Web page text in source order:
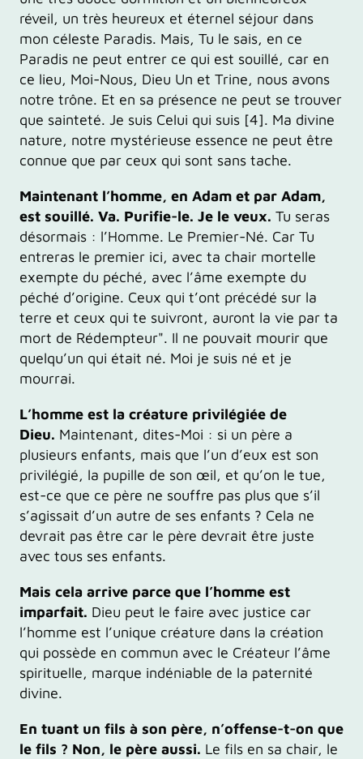
réveil, un très heureux et éternel séjour dans
mon céleste Paradis. Mais, Tu le sais, en ce
Paradis ne peut entrer ce qui est souillé, car en
ce lieu, Moi-Nous, Dieu Un et Trine, nous avons
notre trône. Et en sa présence ne peut se trouver
que sainteté. Je suis Celui qui suis [4]. Ma divine
nature, notre mystérieuse essence ne peut être
connue que par ceux qui sont sans tache.
Maintenant l’homme, en Adam et par Adam,
est souillé. Va. Purifie-le. Je le veux. Tu seras
désormais : l’Homme. Le Premier-Né. Car Tu
entreras le premier ici, avec ta chair mortelle
exempte du péché, avec l’âme exempte du
péché d’origine. Ceux qui t’ont précédé sur la
terre et ceux qui te suivront, auront la vie par ta
mort de Rédempteur". Il ne pouvait mourir que
quelqu’un qui était né. Moi je suis né et je
mourrai.
L’homme est la créature privilégiée de
Dieu. Maintenant, dites-Moi : si un père a
plusieurs enfants, mais que l’un d’eux est son
privilégié, la pupille de son œil, et qu’on le tue,
est-ce que ce père ne souffre pas plus que s’il
s’agissait d’un autre de ses enfants ? Cela ne
devrait pas être car le père devrait être juste
avec tous ses enfants.
Mais cela arrive parce que l’homme est
imparfait. Dieu peut le faire avec justice car
l’homme est l’unique créature dans la création
qui possède en commun avec le Créateur l’âme
spirituelle, marque indéniable de la paternité
divine.
En tuant un fils à son père, n’offense-t-on que
le fils ? Non, le père aussi. Le fils en sa chair, le